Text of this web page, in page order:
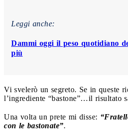
Leggi anche:
Dammi oggi il peso quotidiano
più
Vi svelerò un segreto. Se in queste
l’ingrediente “bastone”…il risultato
Una volta un prete mi disse:
con le bastonate”.